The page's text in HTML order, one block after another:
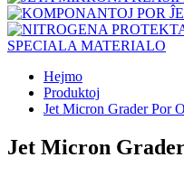
Hejmo
Produktoj
Jet Micron Grader Por
Jet Micron